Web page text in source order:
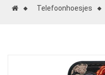
Telefoonhoesjes